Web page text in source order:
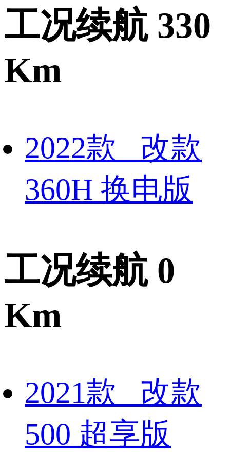
工况续航 330
Km
2022款 改款
360H 换电版
工况续航 0
Km
2021款 改款
500 超享版